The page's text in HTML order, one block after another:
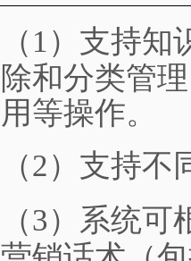
（1） 支持知
除和分类管
用等操作。
（2） 支持不
（3） 系统可